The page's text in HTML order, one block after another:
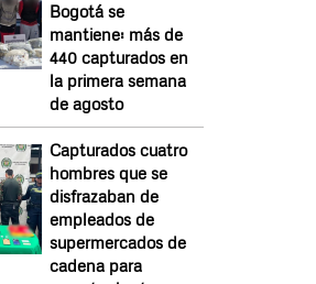
Bogotá se
mantiene: más de
440 capturados en
la primera semana
de agosto
Capturados cuatro
hombres que se
disfrazaban de
empleados de
supermercados de
cadena para